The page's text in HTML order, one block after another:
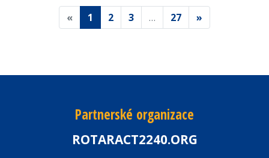
« 1 2 3 … 27 »
Partnerské organizace
ROTARACT2240.ORG